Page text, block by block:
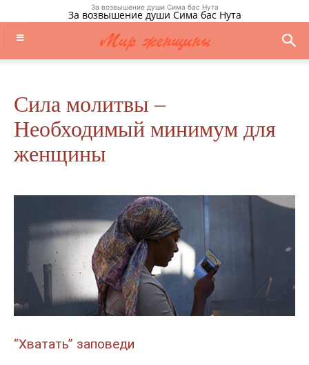
За возвышение души Сима бас Нута
За возвышение души Сима бас Нута
Сила молитвы –
Необходимый минимум для
женщины
“Хватать” заповеди